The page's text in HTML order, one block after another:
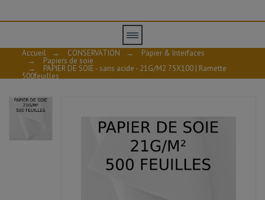
Accueil → CONSERVATION → Papier & Interfaces
→ Papiers de soie
→ PAPIER DE SOIE - sans acide - 21G/M2 75X100 | Ramette
500feuilles